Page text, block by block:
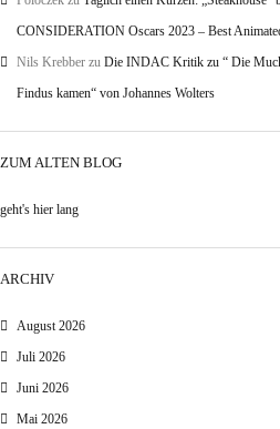
CONSIDERATION Oscars 2023 – Best
Nils Krebber zu Die INDAC Kritik zu “ Die
Findus kamen“ von Johannes Wolters
ZUM ALTEN BLOG
geht's hier lang
ARCHIV
August 2026
Juli 2026
Juni 2026
Mai 2026